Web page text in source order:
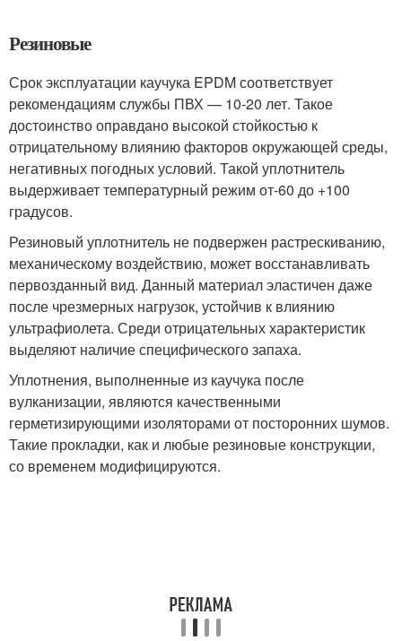
Резиновые
Срок эксплуатации каучука EPDM соответствует
рекомендациям службы ПВХ — 10-20 лет. Такое
достоинство оправдано высокой стойкостью к
отрицательному влиянию факторов окружающей среды,
негативных погодных условий. Такой уплотнитель
выдерживает температурный режим от-60 до +100
градусов.
Резиновый уплотнитель не подвержен растрескиванию,
механическому воздействию, может восстанавливать
первозданный вид. Данный материал эластичен даже
после чрезмерных нагрузок, устойчив к влиянию
ультрафиолета. Среди отрицательных характеристик
выделяют наличие специфического запаха.
Уплотнения, выполненные из каучука после
вулканизации, являются качественными
герметизирующими изоляторами от посторонних шумов.
Такие прокладки, как и любые резиновые конструкции,
со временем модифицируются.